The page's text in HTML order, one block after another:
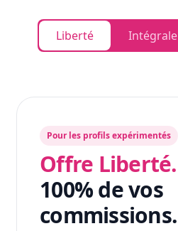
Liberté Intégrale
Pour les profils expérimentés
Offre Liberté.
100% de vos
commissions.